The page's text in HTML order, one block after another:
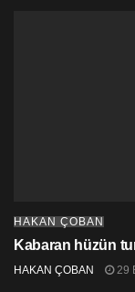
HAKAN ÇOBAN
Kabaran hüzün
HAKAN ÇOBAN 29